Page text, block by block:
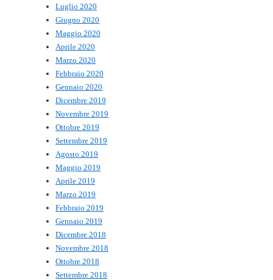
Luglio 2020
Giugno 2020
Maggio 2020
Aprile 2020
Marzo 2020
Febbraio 2020
Gennaio 2020
Dicembre 2019
Novembre 2019
Ottobre 2019
Settembre 2019
Agosto 2019
Maggio 2019
Aprile 2019
Marzo 2019
Febbraio 2019
Gennaio 2019
Dicembre 2018
Novembre 2018
Ottobre 2018
Settembre 2018